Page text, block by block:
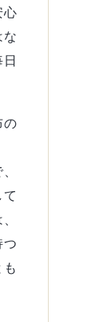
心
の
つ